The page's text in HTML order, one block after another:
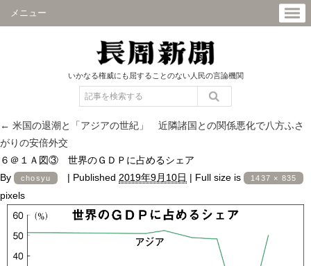
メニュー
いかなる権威にも屈することのない人民の言論機関
← 米国の退潮と「アジアの世紀」 近隣諸国との関係悪化で八方ふさ
がりの安倍外交
６＠１Ａ図③ 世界のＧＤＰに占めるシェア
By
chosyu | Published 2019年9月10日 | Full size is 1437 × 835
pixels